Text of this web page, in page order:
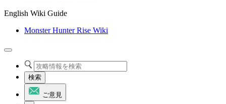
English Wiki Guide
Monster Hunter Rise Wiki
検索
ご意見